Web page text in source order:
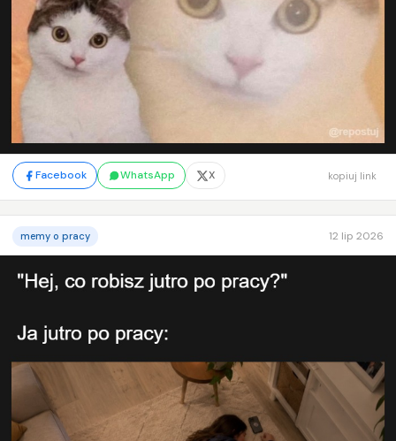
Facebook WhatsApp X kopiuj link
memy o pracy 12 lip 2026